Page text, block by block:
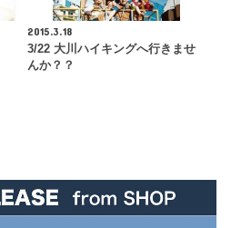
2015.3.18
3/22 大川ハイキングへ行きませ
んか？？